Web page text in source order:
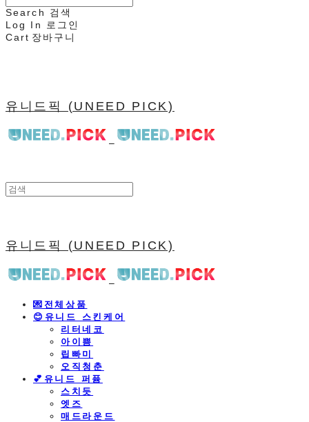
Search
검색
Log In
로그인
Cart 장바구니
유니드픽 (UNEED PICK)
유니드픽 (UNEED PICK)
💌전체상품
😊유니드 스킨케어
리터네코
아이쁨
립빠미
오직청춘
💕유니드 퍼퓸
스치듯
엣즈
매드라운드